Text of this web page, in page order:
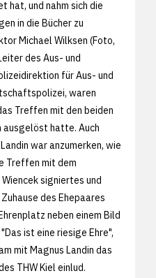
hat, und nahm sich die
in die Bücher zu
Michael Wilksen (Foto,
des Aus- und
für Aus- und
waren
Treffen mit den beiden
ausgelöst hatte. Auch
war anzumerken, wie
Treffen mit dem
signiertes und
des Ehepaares
neben einem Bild
ist eine riesige Ehre",
mit Magnus Landin das
THW Kiel einlud.